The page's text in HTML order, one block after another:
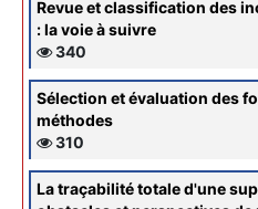
Revue et classification des
: la voie à suivre
340
Sélection et évaluation des
méthodes
310
La traçabilité totale d'une